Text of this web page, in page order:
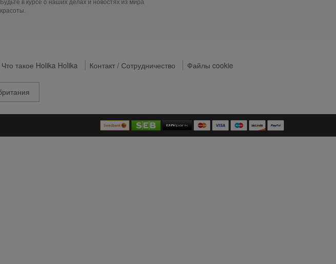
красоты.
Что такое Holika Holika Контакт / Сотрудничество Файлы cookie